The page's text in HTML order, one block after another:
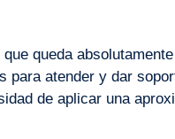
queda
para atender y dar
de aplicar una